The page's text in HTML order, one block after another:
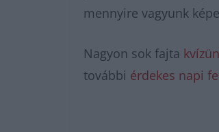
mennyire vagyunk
Nagyon sok fajta
további érdekes napi